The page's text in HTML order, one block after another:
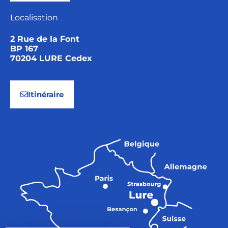
Localisation
2 Rue de la Font
BP 167
70204 LURE Cedex
Itinéraire